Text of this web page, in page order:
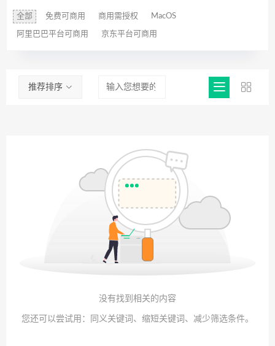
全部 免费可商用 商用需授权 MacOS
阿里巴巴平台可商用 京东平台可商用
推荐排序
没有找到相关的内容
您还可以尝试用：同义关键词、缩短关键词、减少筛选条件。